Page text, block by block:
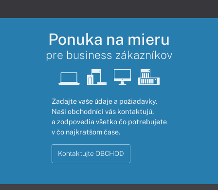
Ponuka na mieru
pre business zákazníkov
Zadajte vaše údaje a požiadavky.
Naši obchodníci vás kontaktujú,
a zodpovedia všetko čo potrebujete
v čo najkratšom čase.
Kontaktujte OBCHOD